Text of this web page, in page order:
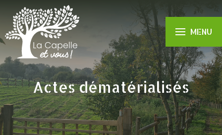
MENU
Actes dématérialisés